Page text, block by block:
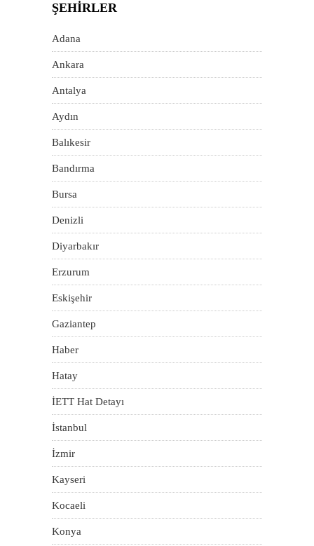
ŞEHIRLER
Adana
Ankara
Antalya
Aydın
Balıkesir
Bandırma
Bursa
Denizli
Diyarbakır
Erzurum
Eskişehir
Gaziantep
Haber
Hatay
İETT Hat Detayı
İstanbul
İzmir
Kayseri
Kocaeli
Konya